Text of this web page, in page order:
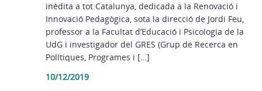
inèdita a tot Catalunya, dedicada a la Renovació i
Innovació Pedagògica, sota la direcció de Jordi Feu,
professor a la Facultat d’Educació i Psicologia de la
UdG i investigador del GRES (Grup de Recerca en
Polítiques, Programes i […]
10/12/2019